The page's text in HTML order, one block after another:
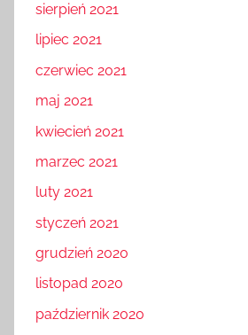
sierpień 2021
lipiec 2021
czerwiec 2021
maj 2021
kwiecień 2021
marzec 2021
luty 2021
styczeń 2021
grudzień 2020
listopad 2020
październik 2020